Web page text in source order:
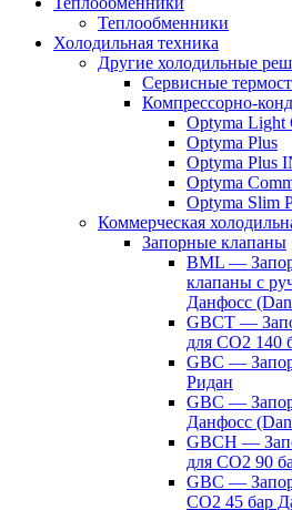
Теплообменники
Холодильная техника
Другие холодильные
Сервисные
Компрессорно-
Optyma Light
Optyma Plus
Optyma Plus
Optyma
Optyma Slim
Коммерческая
Запорные клапаны
BML —
клапаны с
Данфосс
GBCT —
для CO2 140
GBC —
Ридан
GBC —
Данфосс
GBCH —
для CO2 90
GBC —
CO2 45 бар